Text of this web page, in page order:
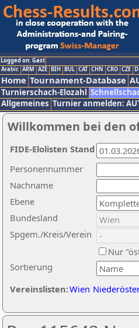
Logged on: Gast
Arabic ARM AZE BIH BUL CAT CHN CRO CZE
Home Tournament-Database
Turnierschach-Elozahl
Allgemeines Turnier anmelden:
Willkommen bei den
Nachname
Ebene
Sortierung
Personennummer
Bundesland
Spgem./Kreis/Verein
Nur
Vereinslisten:Wien
FIDE-Elolisten Stand